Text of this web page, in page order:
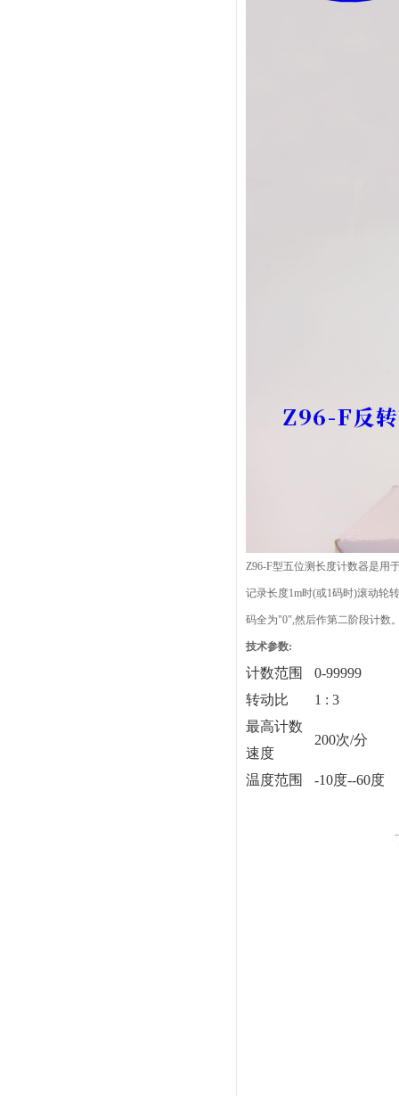
Z96-F型五位测长度计数器是用
记录长度1m时(或1码时)滚动轮
码全为"0",然后作第二阶段计数
技术参数:
计数范围
0-99999
转动比
1 : 3
最高计数
速度
200次/分
温度范围 -10度--60度